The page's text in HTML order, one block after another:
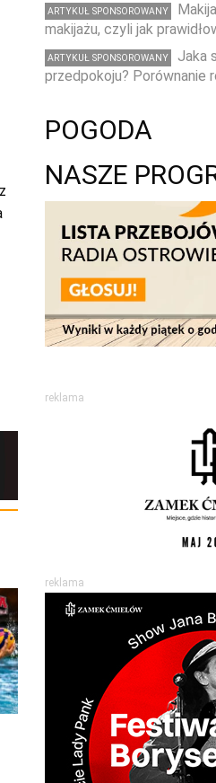
ARTYKUŁ SPONSOROWANY
makijażu, czyli jak
ARTYKUŁ SPONSOROWANY
Jaka
przedpokoju? Porównanie
POGODA
NASZE
reklama
reklama